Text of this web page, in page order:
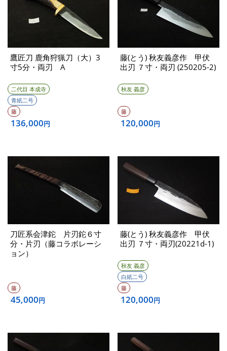
鷹匠刀 鹿角狩猟刀（大）3
寸5分・両刃 A
二代目 本成寺
青紙二号
藤
136,000円
藤(とう) 秋友義彦作 甲伏
出刃 ７寸・両刃 (250205-2)
秋友 義彦
藤
120,000円
刀匠系会津鉈 片刃鉈６寸
分・片刃（藤コラボレーシ
ョン）
藤
45,000円
藤(とう) 秋友義彦作 甲伏
出刃 ７寸・両刃(20221d-1)
秋友 義彦
白紙二号
藤
120,000円